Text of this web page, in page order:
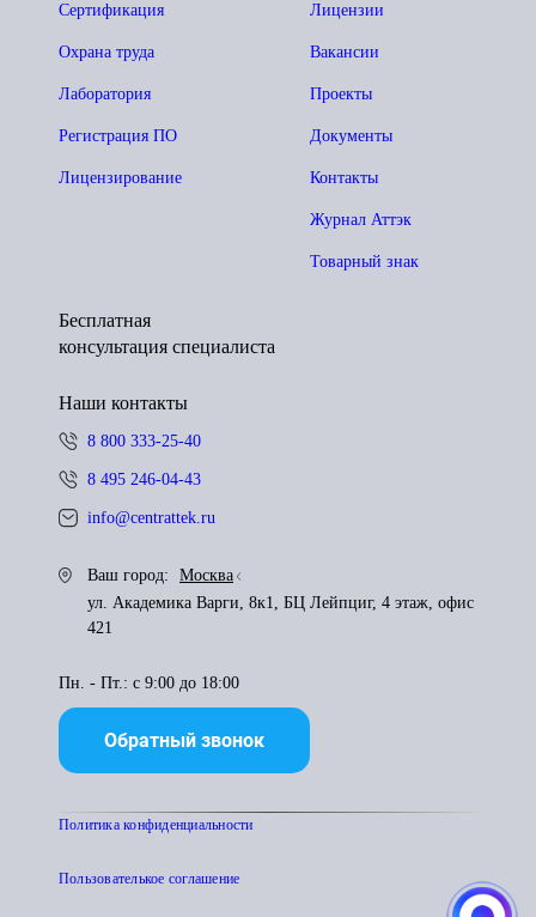
Лицензии
Вакансии
Проекты
Документы
Контакты
Журнал Аттэк
Товарный знак
Сертификация
Охрана труда
Лаборатория
Регистрация ПО
Лицензирование
Бесплатная
консультация специалиста
Наши контакты
8 800 333-25-40
8 495 246-04-43
info@centrattek.ru
Ваш город:
Москва
ул. Академика Варги, 8к1, БЦ Лейпциг, 4 этаж, офис
421
Пн. - Пт.: с 9:00 до 18:00
Обратный звонок
Политика конфиденциальности
Пользователькое соглашение